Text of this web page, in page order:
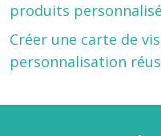
produits
Créer une carte de
personnalisation